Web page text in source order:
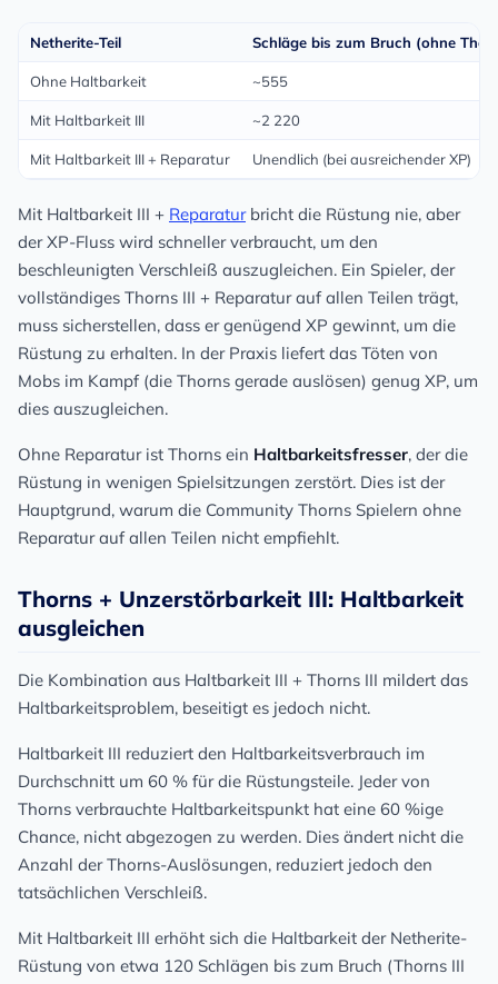
Netherite-Teil Schläge bis zum Bruch (ohne
Ohne Haltbarkeit ~555
Mit Haltbarkeit III ~2 220
Mit Haltbarkeit III + Reparatur Unendlich (bei ausreichender XP)
Mit Haltbarkeit III + Reparaturbricht die Rüstung nie, aber
der XP-Fluss wird schneller verbraucht, um den
beschleunigten Verschleiß auszugleichen. Ein Spieler, der
vollständiges Thorns III + Reparatur auf allen Teilen trägt,
muss sicherstellen, dass er genügend XP gewinnt, um die
Rüstung zu erhalten. In der Praxis liefert das Töten von
Mobs im Kampf (die Thorns gerade auslösen) genug XP, um
dies auszugleichen.
Ohne Reparatur ist Thorns ein Haltbarkeitsfresser, der die
Rüstung in wenigen Spielsitzungen zerstört. Dies ist der
Hauptgrund, warum die Community Thorns Spielern ohne
Reparatur auf allen Teilen nicht empfiehlt.
Thorns + Unzerstörbarkeit III: Haltbarkeit
ausgleichen
Die Kombination aus Haltbarkeit III + Thorns III mildert das
Haltbarkeitsproblem, beseitigt es jedoch nicht.
Haltbarkeit III reduziert den Haltbarkeitsverbrauch im
Durchschnitt um 60 % für die Rüstungsteile. Jeder von
Thorns verbrauchte Haltbarkeitspunkt hat eine 60 %ige
Chance, nicht abgezogen zu werden. Dies ändert nicht die
Anzahl der Thorns-Auslösungen, reduziert jedoch den
tatsächlichen Verschleiß.
Mit Haltbarkeit III erhöht sich die Haltbarkeit der Netherite-
Rüstung von etwa 120 Schlägen bis zum Bruch (Thorns III